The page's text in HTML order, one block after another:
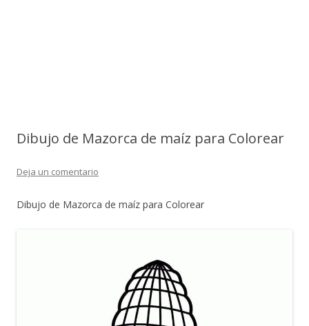
Dibujo de Mazorca de maíz para Colorear
Deja un comentario
Dibujo de Mazorca de maíz para Colorear